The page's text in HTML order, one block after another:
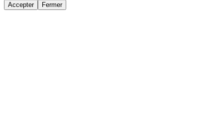
Accepter Fermer